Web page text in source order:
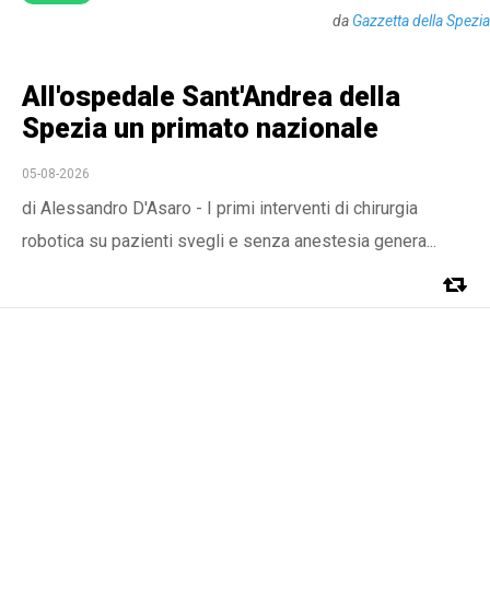
da Gazzetta della Spezia
All'ospedale Sant'Andrea della
Spezia un primato nazionale
05-08-2026
di Alessandro D'Asaro - I primi interventi di chirurgia
robotica su pazienti svegli e senza anestesia genera...